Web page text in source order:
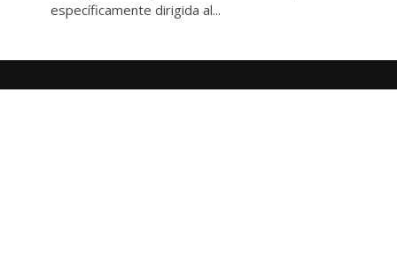
específicamente dirigida al...